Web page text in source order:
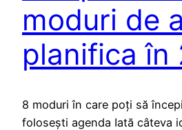
moduri de a
planifica în
8 moduri în care poți să
folosești agenda Iată câteva